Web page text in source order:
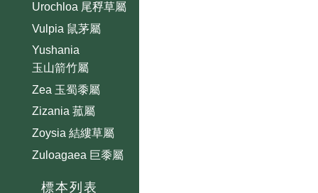
Urochloa 尾稃草屬
Vulpia 鼠茅屬
Yushania
玉山箭竹屬
Zea 玉蜀黍屬
Zizania 菰屬
Zoysia 結縷草屬
Zuloagaea 巨黍屬
標本列表